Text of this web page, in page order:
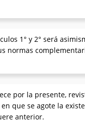
1° y 2° será
normas
por la presente,
que se agote la
anterior.